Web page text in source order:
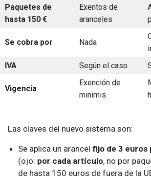
Paquetes de
hasta 150 €
Exentos de
aranceles
Se cobra por Nada
IVA
Según el caso
Vigencia
Exención de
minimis
Las claves del nuevo sistema son:
Se aplica un arancelfijo de 3
(ojo: por cada artículo, no por
de hasta 150 euros de fuera de la